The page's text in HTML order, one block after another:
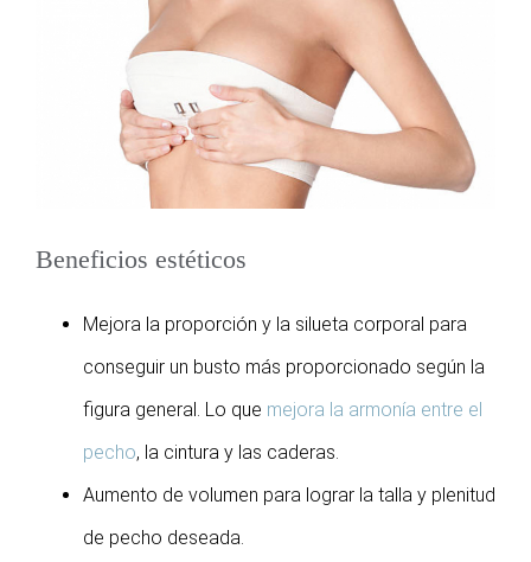
Beneficios estéticos
Mejora la proporción y la silueta corporal para
conseguir un busto más proporcionado según la
figura general. Lo que mejora la armonía entre el
pecho, la cintura y las caderas.
Aumento de volumen para lograr la talla y plenitud
de pecho deseada.